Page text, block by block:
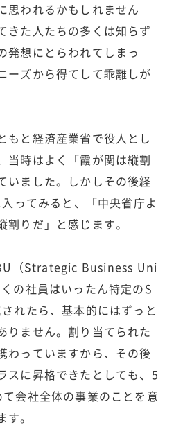
思われるかもしれません
きた人たちの多くは知らず
発想にとらわれてしまっ
ーズから得てして乖離しが
と経済産業省で役人とし
当時はよく「霞が関は縦割
いました。しかしその後経
ってみると、「中央省庁よ
りだ」と感じます。
（Strategic Business Uni
の社員はいったん特定のS
れたら、基本的にはずっと
りません。割り当てられた
わっていますから、その後
スに昇格できたとしても、5
会社全体の事業のことを意
。